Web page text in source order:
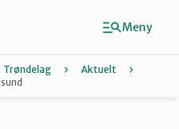
Trøndelag
Aktuelt